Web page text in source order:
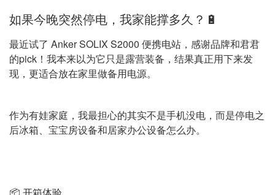
如果今晚突然停电，我家能撑多久？🔋
最近试了 Anker SOLIX S2000 便携电站，感谢品牌和君君
的pick！我本来以为它只是露营装备，结果真正用下来发
现，更适合放在家里做备用电源。
作为有娃家庭，我最担心的其实不是手机没电，而是停电之
后冰箱、宝宝房设备和居家办公设备怎么办。